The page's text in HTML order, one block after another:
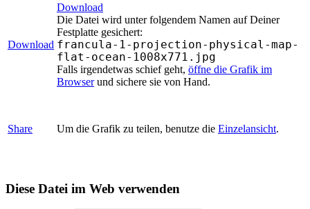
Download
Download
Die Datei wird unter folgendem Namen auf Deiner
Festplatte gesichert:
francula-1-projection-physical-map-
flat-ocean-1008x771.jpg
Falls irgendetwas schief geht, öffne die Grafik im
Browserund sichere sie von Hand.
Share Um die Grafik zu teilen, benutze die Einzelansicht.
Diese Datei im Web verwenden